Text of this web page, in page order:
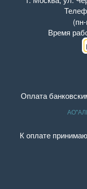
Время
Оплата
К оплате